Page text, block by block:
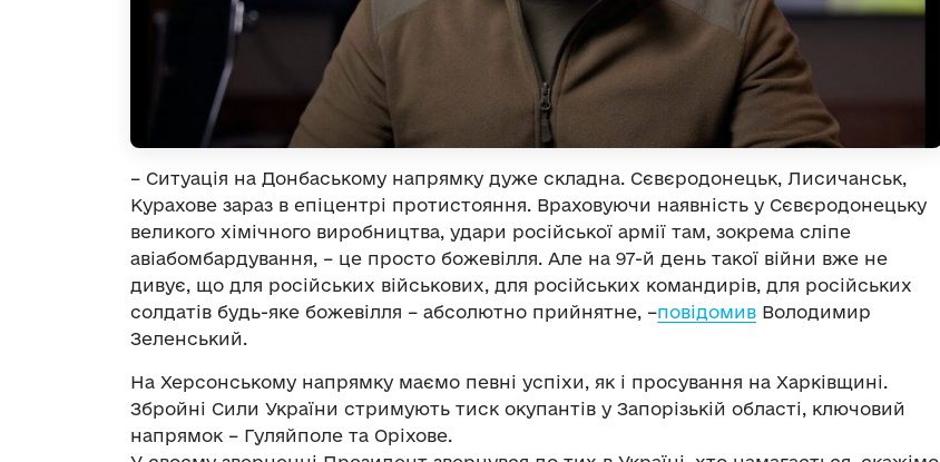
– Ситуація на Донбаському напрямку дуже складна. Сєвєродонецьк, Лисичанськ,
Курахове зараз в епіцентрі протистояння. Враховуючи наявність у Сєвєродонецьку
великого хімічного виробництва, удари російської армії там, зокрема сліпе
авіабомбардування, – це просто божевілля. Але на 97-й день такої війни вже не
дивує, що для російських військових, для російських командирів, для російських
солдатів будь-яке божевілля – абсолютно прийнятне, –повідомив Володимир
Зеленський.
На Херсонському напрямку маємо певні успіхи, як і просування на Харківщині.
Збройні Сили України стримують тиск окупантів у Запорізькій області, ключовий
напрямок – Гуляйполе та Оріхове.